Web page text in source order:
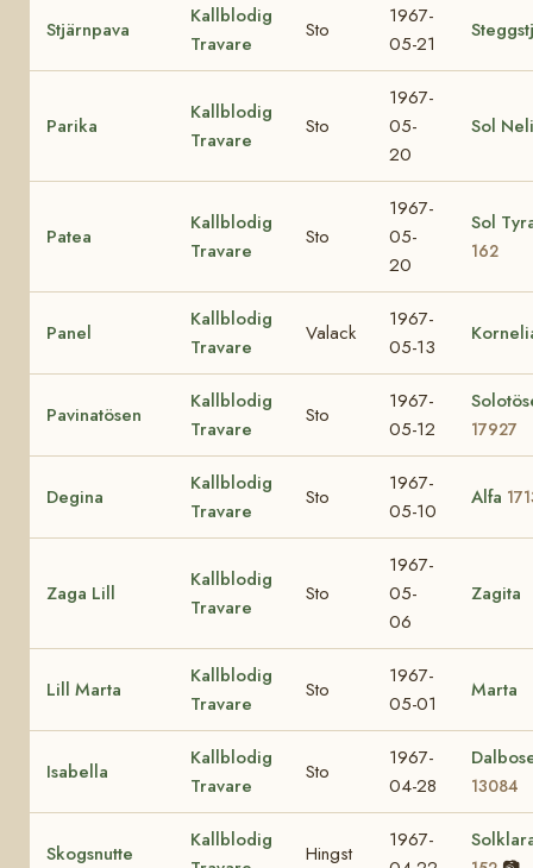
Stjärnpava
Kallblodig
Travare
Sto
1967-
05-21
Parika
Kallblodig
Travare
Sto
1967-
05-
20
Sol Neli
Patea
Kallblodig
Travare
Sto
1967-
05-
20
Sol
162
Panel
Kallblodig
Travare
Valack
1967-
05-13
Pavinatösen
Kallblodig
Travare
Sto
1967-
05-12
17927
Degina
Kallblodig
Travare
Sto
1967-
05-10
Alfa
Zaga Lill
Kallblodig
Travare
Sto
1967-
05-
06
Zagita
Lill Marta
Kallblodig
Travare
Sto
1967-
05-01
Marta
Isabella
Kallblodig
Travare
Sto
1967-
04-28
13084
Skogsnutte
Kallblodig
Hingst
1967-